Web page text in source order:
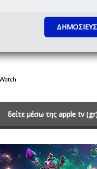
δείτε μέσω της apple tv